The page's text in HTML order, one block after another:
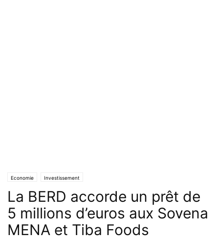
Economie Investissement
La BERD accorde un prêt de
5 millions d’euros aux Sovena
MENA et Tiba Foods